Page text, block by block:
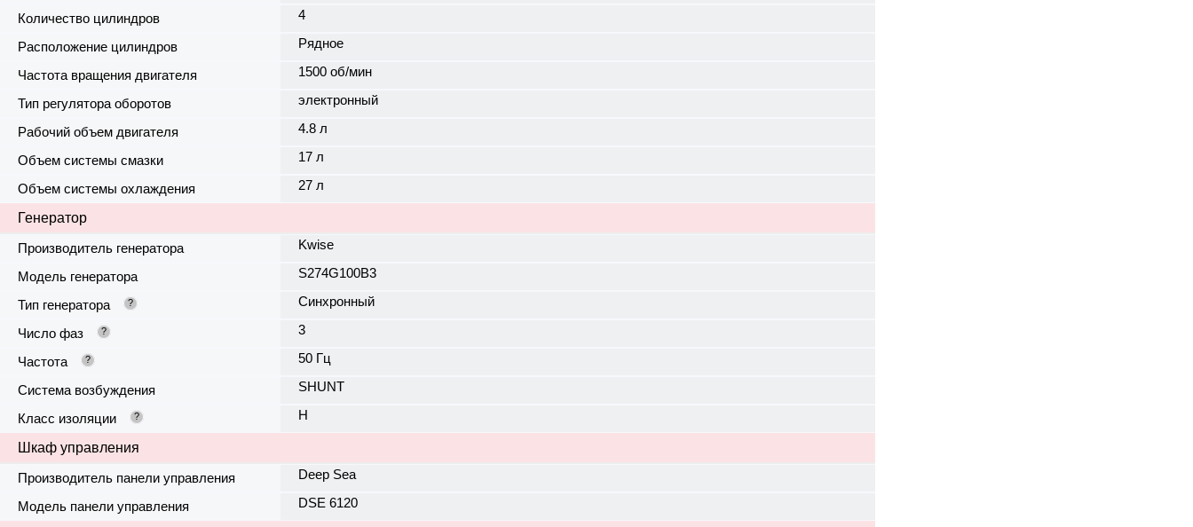
Количество цилиндров 4
Расположение цилиндров Рядное
Частота вращения двигателя 1500 об/мин
Тип регулятора оборотов электронный
Рабочий объем двигателя 4.8 л
Объем системы смазки 17 л
Объем системы охлаждения 27 л
Генератор
Производитель генератора
Kwise
Модель генератора S274G100B3
Тип генератора ? Синхронный
Число фаз ? 3
Частота ? 50 Гц
Система возбуждения SHUNT
Класс изоляции ? H
Шкаф управления
Производитель панели управления
Deep Sea
Модель панели управления DSE 6120